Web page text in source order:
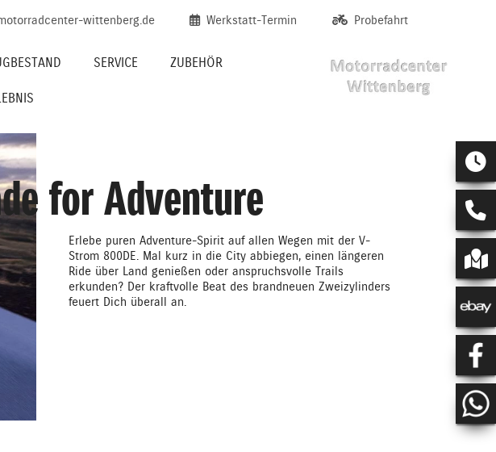
wittenberg.de Werkstatt-Termin Probefahrt
SERVICE ZUBEHÖR
for Adventure
Erlebe puren Adventure-Spirit auf allen Wegen mit der V-
Strom 800DE. Mal kurz in die City abbiegen, einen längeren
Ride über Land genießen oder anspruchsvolle Trails
erkunden? Der kraftvolle Beat des brandneuen Zweizylinders
feuert Dich überall an.